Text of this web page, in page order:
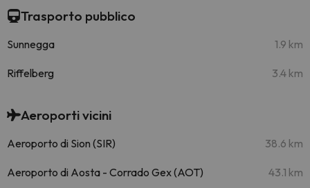
Trasporto pubblico
Sunnegga 1.9 km
Riffelberg 3.4 km
Aeroporti vicini
Aeroporto di Sion (SIR) 38.6 km
Aeroporto di Aosta - Corrado Gex (AOT) 43.1 km